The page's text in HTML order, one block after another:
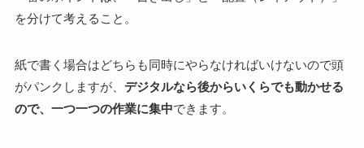
を分けて考える こと。
紙で書く場合はどちらも同時にやらなければいけないので頭
がパンクしますが、 デジタルなら後からいくらでも動かせる
ので、一つ一つの作業に集中できます。